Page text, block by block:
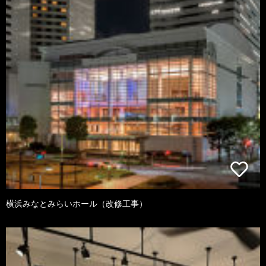
横浜みなとみらいホール（改修工事）